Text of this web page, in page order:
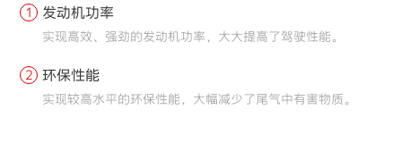
1 发动机功率
实现高效、强劲的发动机功率，大大提高了驾驶性能。
2 环保性能
实现较高水平的环保性能，大幅减少了尾气中有害物质。